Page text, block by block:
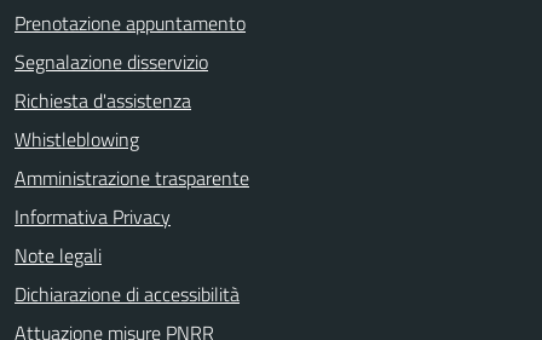
Prenotazione appuntamento
Segnalazione disservizio
Richiesta d'assistenza
Whistleblowing
Amministrazione trasparente
Informativa Privacy
Note legali
Dichiarazione di accessibilità
Attuazione misure PNRR